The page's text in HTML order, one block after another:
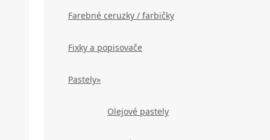
Farebné ceruzky / farbičky
Fixky a popisovače
Pastely»
Olejové pastely